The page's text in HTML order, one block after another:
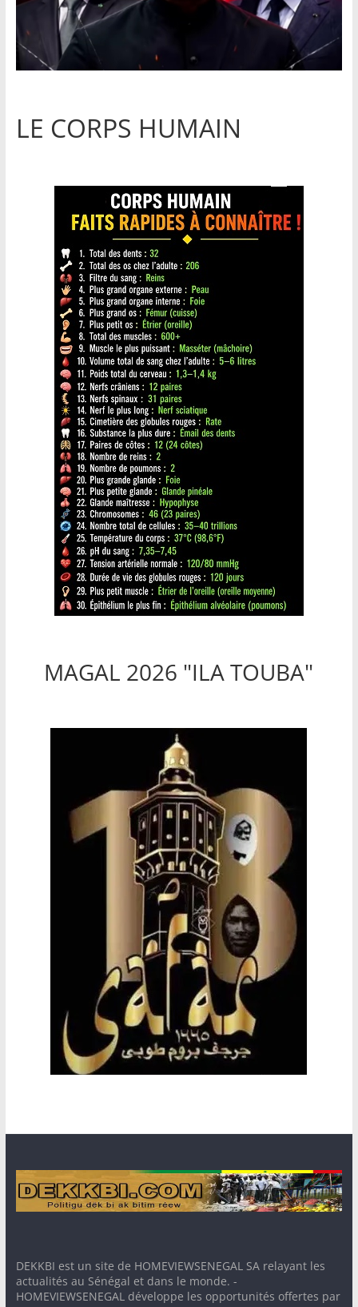
LE CORPS HUMAIN
MAGAL 2026 "ILA TOUBA"
DEKKBI est un site de HOMEVIEWSENEGAL SA relayant les
actualités au Sénégal et dans le monde. -
HOMEVIEWSENEGAL développe les opportunités offertes par